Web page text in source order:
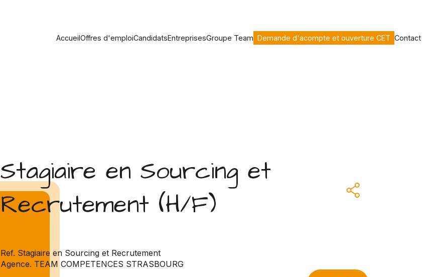
AccueilOffres d'emploiCandidatsEntreprisesGroupe Team Demande d'acompte et ouverture CET Contact
Stagiaire en Sourcing et
Recrutement (H/F)
Ref. Stagiaire en Sourcing et Recrutement
Agence. TEAM COMPETENCES STRASBOURG